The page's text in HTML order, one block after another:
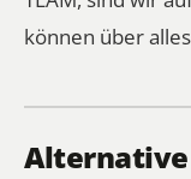
können über
Alternative